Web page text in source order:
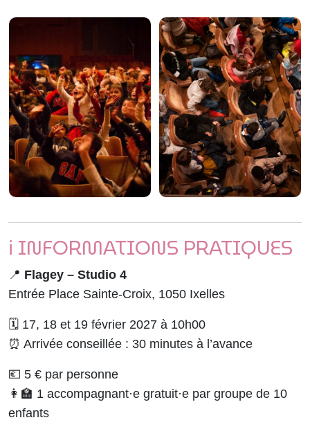
ℹ️ INFORMATIONS PRATIQUES
📍 Flagey – Studio 4
Entrée Place Sainte-Croix, 1050 Ixelles
🗓 17, 18 et 19 février 2027 à 10h00
⏰ Arrivée conseillée : 30 minutes à l’avance
💶 5 € par personne
👩‍🏫 1 accompagnant·e gratuit·e par groupe de 10
enfants